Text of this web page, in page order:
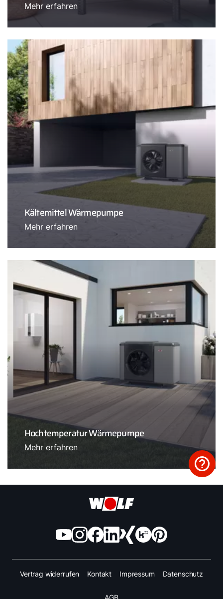
Mehr erfahren
Kältemittel Wärmepumpe
Mehr erfahren
Hochtemperatur Wärmepumpe
Mehr erfahren
Vertrag widerrufen Kontakt Impressum Datenschutz
AGB